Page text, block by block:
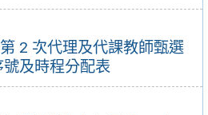
2 次代理及代課教師甄選
及時程分配表